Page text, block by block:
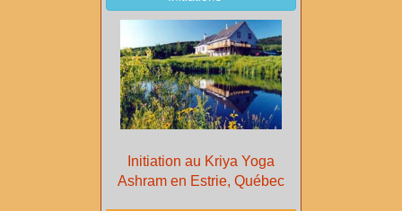
Initiation au Kriya Yoga
Ashram en Estrie, Québec